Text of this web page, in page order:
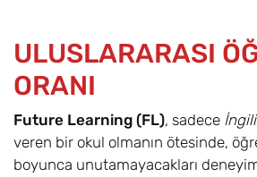
ULUSLARARASI
ORANI
Future Learning (FL), sadece
veren bir okul olmanın ötesinde,
boyunca unutamayacakları